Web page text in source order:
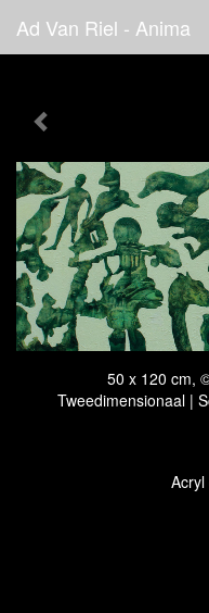
Ad Van Riel - Anima
50 x 120 cm,
Tweedimensionaal |